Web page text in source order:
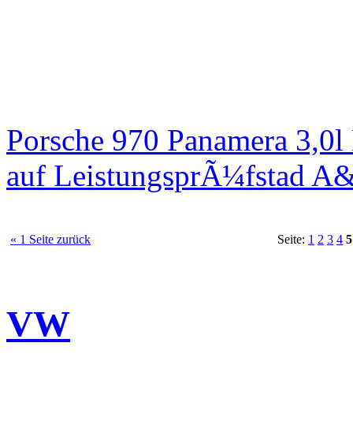
Porsche 970 Panamera
auf LeistungsprÃ¼fstad
« 1 Seite zurück Seite: 1 2 3 4 5
VW